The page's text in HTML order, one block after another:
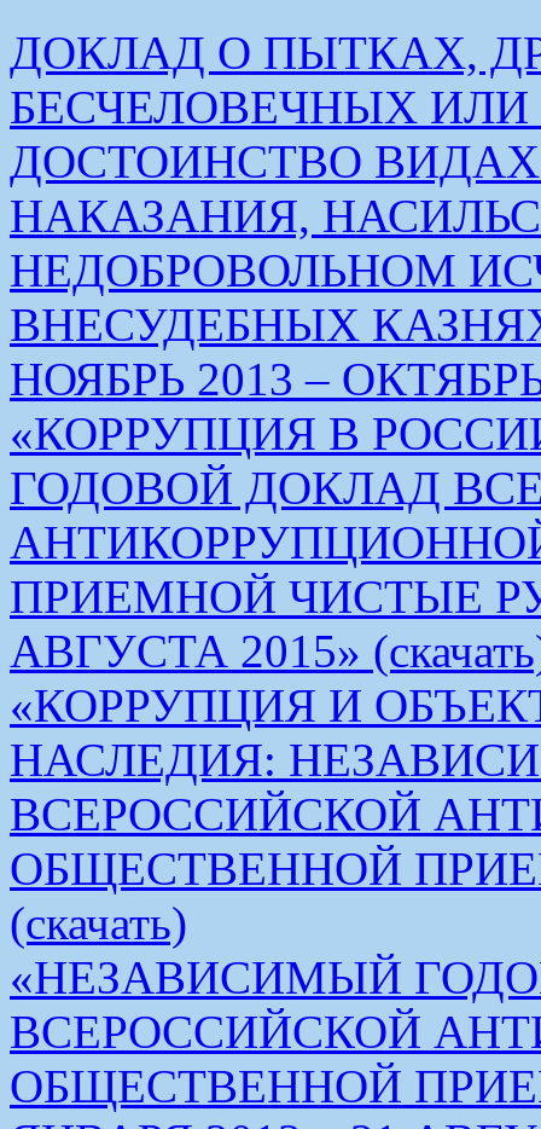
ДОКЛАД О ПЫТКАХ,
БЕСЧЕЛОВЕЧНЫХ
ДОСТОИНСТВО
НАКАЗАНИЯ,
НЕДОБРОВОЛЬНОМ
ВНЕСУДЕБНЫХ
НОЯБРЬ 2013 – ОКТЯБРЬ
«КОРРУПЦИЯ В
ГОДОВОЙ ДОКЛАД
ПРИЕМНОЙ ЧИСТЫЕ
АВГУСТА 2015»
«КОРРУПЦИЯ И
НАСЛЕДИЯ:
ВСЕРОССИЙСКОЙ
ОБЩЕСТВЕННОЙ
(скачать)
«НЕЗАВИСИМЫЙ
ВСЕРОССИЙСКОЙ
ОБЩЕСТВЕННОЙ